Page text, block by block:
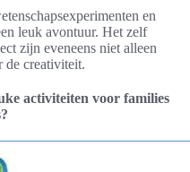
en
leuk avontuur. Het zelf
zijn eveneens niet alleen
de creativiteit.
activiteiten voor families